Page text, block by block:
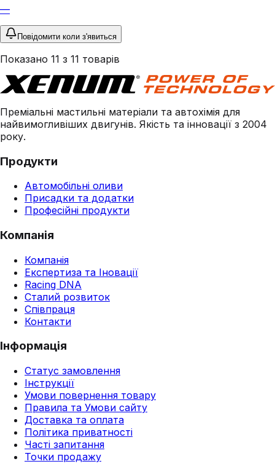
—
Повідомити коли з'явиться
Показано 11 з 11 товарів
Преміальні мастильні матеріали та автохімія для
найвимогливіших двигунів. Якість та інновації з 2004
року.
Продукти
Автомобільні оливи
Присадки та додатки
Професійні продукти
Компанія
Компанія
Експертиза та Іновації
Racing DNA
Сталий розвиток
Співпраця
Контакти
Інформація
Статус замовлення
Інструкції
Умови повернення товару
Правила та Умови сайту
Доставка та оплата
Політика приватності
Часті запитання
Точки продажу